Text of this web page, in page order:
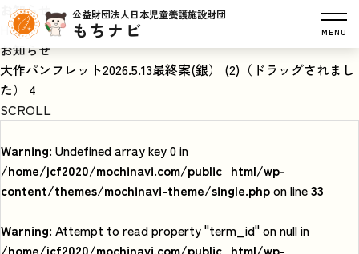
公益財団法人日本児童養護施設財団
もちナビ MENU
お知らせ
HOME
お知らせ
大作パンフレット2026.5.13最終案(銀） (2)（ドラッグされまし
た） 4
SCROLL
Warning: Undefined array key 0 in
/home/jcf2020/mochinavi.com/public_html/wp-
content/themes/mochinavi-theme/single.phpon line33
Warning: Attempt to read property "term_id" on null in
/home/jcf2020/mochinavi.com/public_html/wp-